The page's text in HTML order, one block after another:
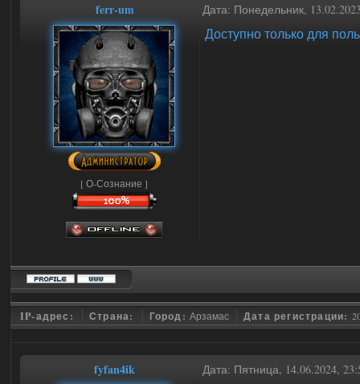
ferr-um Дата: Понедельник,
[ О-Сознание ]
Доступно только для
IP-адрес: Страна: Город:Арзамас Дата регистрации:
fyfan4ik Дата: Пятница, 14.06.2024,